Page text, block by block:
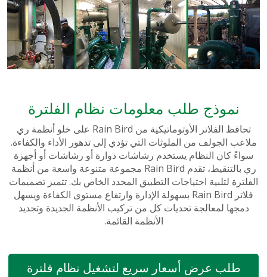
نموذج طلب معلومات نظام الفلترة
تحافظ الفلاتر الأوتوماتيكية من Rain Bird على خلو أنظمة ري
ملاعب الجولف من الملوثات التي تؤدي إلى تدهور الأداء والكفاءة.
سواءً كان النظام يستخدم رشاشات دوارة أو رشاشات أو أجهزة
ري بالتنقيط، تقدم Rain Bird مجموعة متنوعة واسعة من أنظمة
الفلترة لتلبية احتياجات التطبيق المحدد الخاص بك. تتميز تصميمات
فلاتر Rain Bird بسهولة الإدارة وارتفاع مستوى الكفاءة ويسهل
دمجها لمعالجة تحديات كل من تركيب الأنظمة الجديدة وتجديد
الأنظمة القائمة.
طلب عرض أسعار سريع لتشغيل نظام فلترة